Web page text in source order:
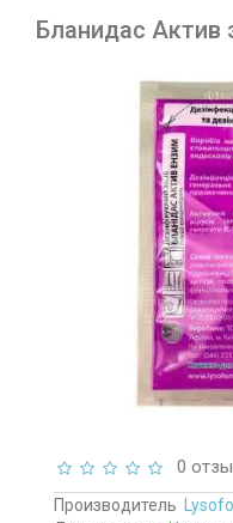
Бланидас Актив
0
Производитель